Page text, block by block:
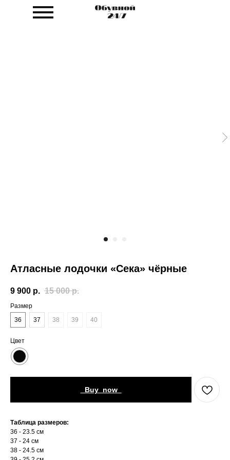
Атласные лодочки «Сека» чёрные
9 900 р. 15 000 р.
Размер
36
37 38 39 40
Цвет
_Buy_now_
Таблица размеров:
36 - 23.5 см
37 - 24 см
38 - 24.5 см